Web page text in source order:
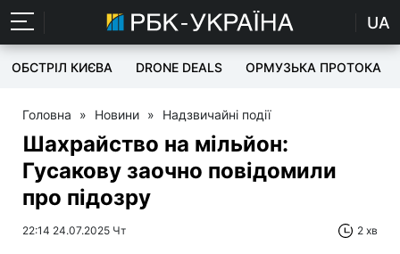
UA
ОБСТРІЛ КИЄВА DRONE DEALS ОРМУЗЬКА ПРОТОКА
Головна » Новини » Надзвичайні події
Шахрайство на мільйон:
Гусакову заочно повідомили
про підозру
22:14 24.07.2025 Чт 2 хв